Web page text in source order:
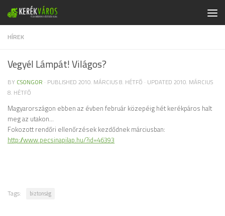
Skip to content
HÍREK
Vegyél Lámpát! Világos?
BY CSONGOR · PUBLISHED 2010. MÁRCIUS 8. HÉTFŐ · UPDATED 2010. MÁRCIUS
8. HÉTFŐ
Magyarországon ebben az évben február közepéig hét kerékpáros halt
meg az utakon…
Fokozott rendőri ellenőrzések kezdődnek márciusban:
http://www.pecsinapilap.hu/?id=46393
Tags: biztonság